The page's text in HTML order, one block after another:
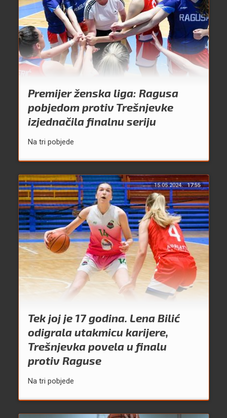
Premijer ženska liga: Ragusa
pobjedom protiv Trešnjevke
izjednačila finalnu seriju
Na tri pobjede
15.05.2024. 17:55
Tek joj je 17 godina. Lena Bilić
odigrala utakmicu karijere,
Trešnjevka povela u finalu
protiv Raguse
Na tri pobjede